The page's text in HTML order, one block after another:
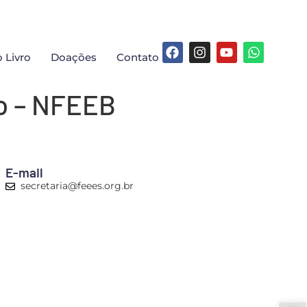
Livro Doações Contato
NFEEB
E-mail
secretaria@feees.org.br